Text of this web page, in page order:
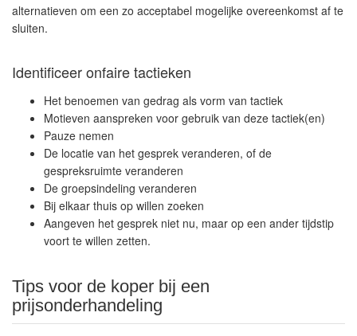
alternatieven om een zo acceptabel mogelijke overeenkomst af te
sluiten.
Identificeer onfaire tactieken
Het benoemen van gedrag als vorm van tactiek
Motieven aanspreken voor gebruik van deze tactiek(en)
Pauze nemen
De locatie van het gesprek veranderen, of de
gespreksruimte veranderen
De groepsindeling veranderen
Bij elkaar thuis op willen zoeken
Aangeven het gesprek niet nu, maar op een ander tijdstip
voort te willen zetten.
Tips voor de koper bij een
prijsonderhandeling